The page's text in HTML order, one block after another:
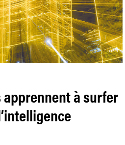
apprennent à surfer